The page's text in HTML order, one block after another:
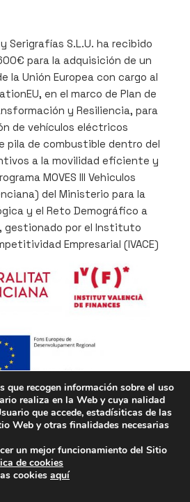
que recogen información sobre el uso
realiza en la Web y cuya nalidad
que accede, estadísiticas de las
Web y otras finalidades necesarias
un mejor funcionamiento del Sitio
de cookies
cookies aquí
banner de cookies RGPD
y Serigrafías S.L.U. ha recibido
para la adquisición de un
la Unión Europea con cargo al
en el marco de Plan de
y Resiliencia, para
de vehículos eléctricos
pila de combustible dentro del
a la movilidad eficiente y
MOVES III Vehiculos
del Ministerio para la
y el Reto Demográfico a
gestionado por el Instituto
Empresarial (IVACE)
Unió Europea a través del
del Fons Europeu de
2014-2020, com a part de la
a la pandèmia del COVID-19